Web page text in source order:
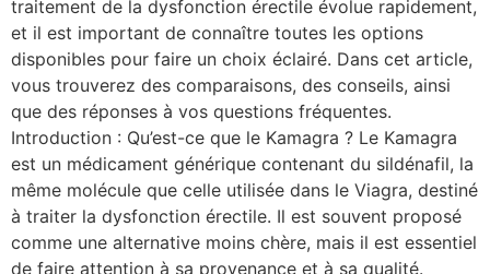
traitement de la dysfonction érectile évolue rapidement,
et il est important de connaître toutes les options
disponibles pour faire un choix éclairé. Dans cet article,
vous trouverez des comparaisons, des conseils, ainsi
que des réponses à vos questions fréquentes.
Introduction : Qu’est-ce que le Kamagra ? Le Kamagra
est un médicament générique contenant du sildénafil, la
même molécule que celle utilisée dans le Viagra, destiné
à traiter la dysfonction érectile. Il est souvent proposé
comme une alternative moins chère, mais il est essentiel
de faire attention à sa provenance et à sa qualité.